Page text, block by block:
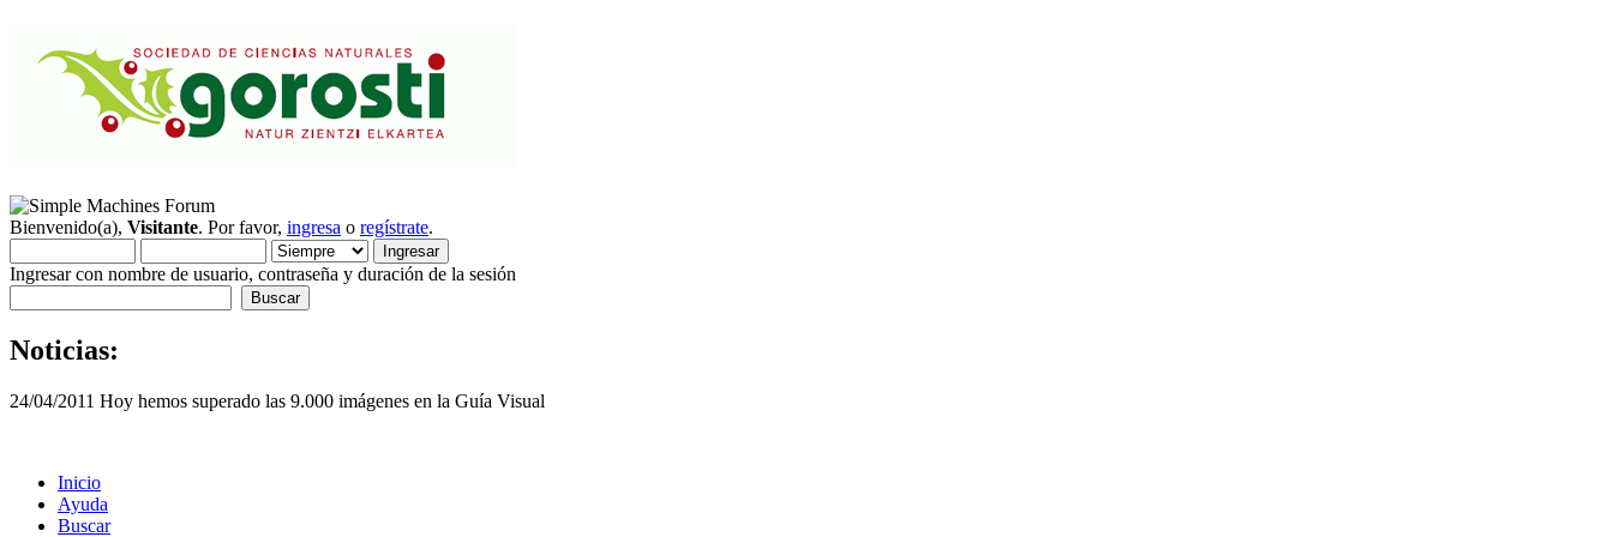
Bienvenido(a), Visitante. Por favor, ingresa o regístrate.
Ingresar con nombre de usuario, contraseña y duración de la sesión
Noticias:
24/04/2011 Hoy hemos superado las 9.000 imágenes en la Guía Visual
Inicio
Ayuda
Buscar